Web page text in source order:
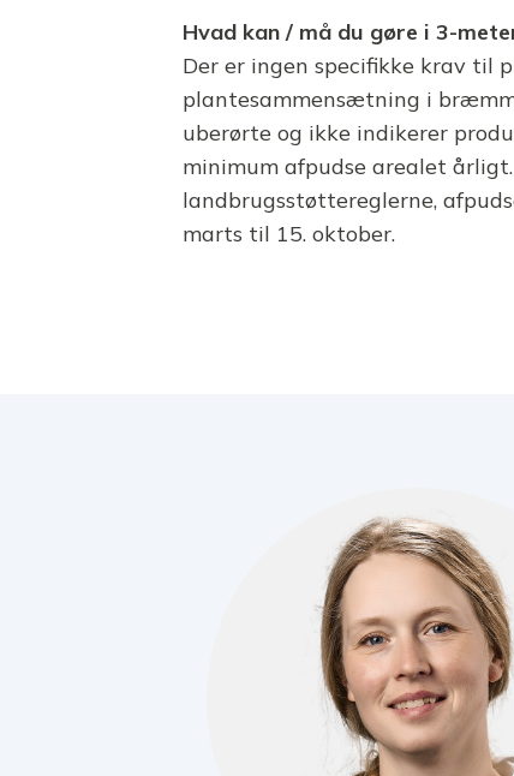
Hvad kan / må du gøre i 3-
Der er ingen specifikke krav til
plantesammensætning i
uberørte og ikke indikerer
minimum afpudse arealet
landbrugsstøttereglerne,
marts til 15. oktober.